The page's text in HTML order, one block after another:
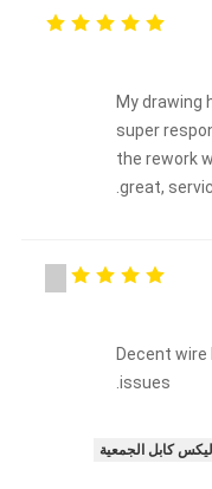
My drawing
super
the rework
great,
Decent wire
issues.